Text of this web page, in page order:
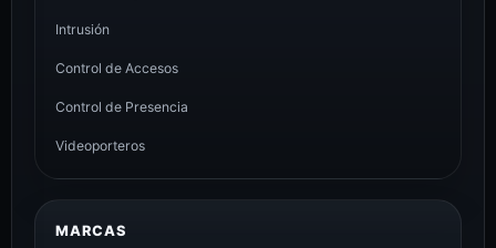
Intrusión
Control de Accesos
Control de Presencia
Videoporteros
MARCAS